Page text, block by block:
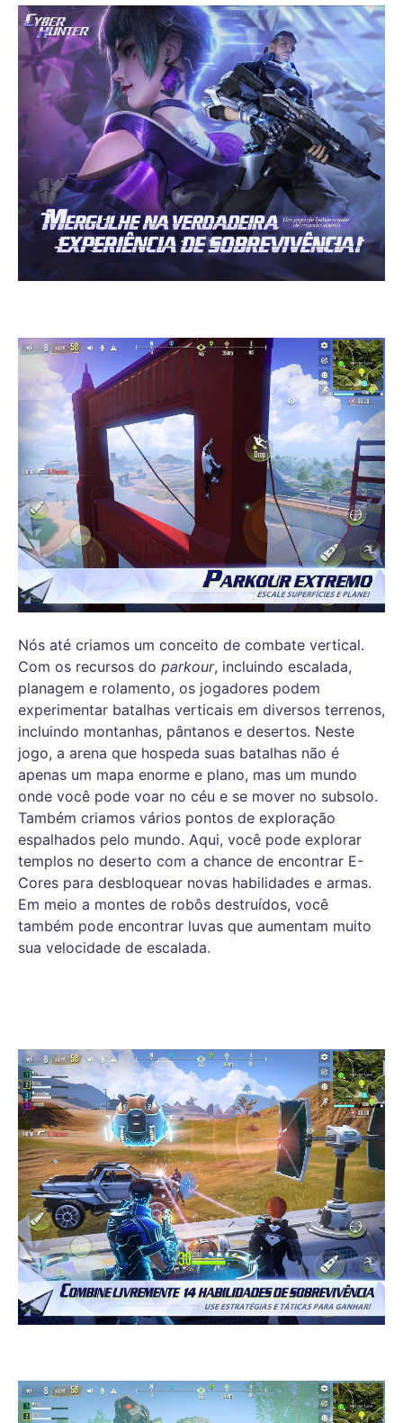
Nós até criamos um conceito de combate vertical.
Com os recursos do parkour, incluindo escalada,
planagem e rolamento, os jogadores podem
experimentar batalhas verticais em diversos terrenos,
incluindo montanhas, pântanos e desertos. Neste
jogo, a arena que hospeda suas batalhas não é
apenas um mapa enorme e plano, mas um mundo
onde você pode voar no céu e se mover no subsolo.
Também criamos vários pontos de exploração
espalhados pelo mundo. Aqui, você pode explorar
templos no deserto com a chance de encontrar E-
Cores para desbloquear novas habilidades e armas.
Em meio a montes de robôs destruídos, você
também pode encontrar luvas que aumentam muito
sua velocidade de escalada.